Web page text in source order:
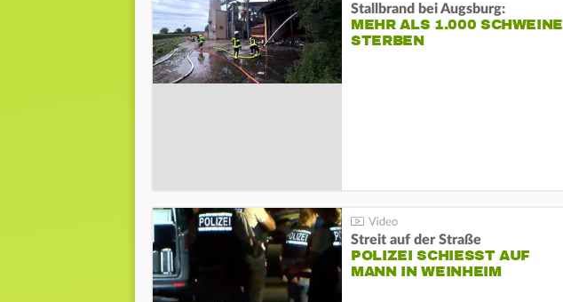
Stallbrand bei Augsburg:
MEHR ALS 1.000 SCHWEINE
STERBEN
Streit auf der Straße
POLIZEI SCHIESST AUF M
ANN IN WEINHEIM